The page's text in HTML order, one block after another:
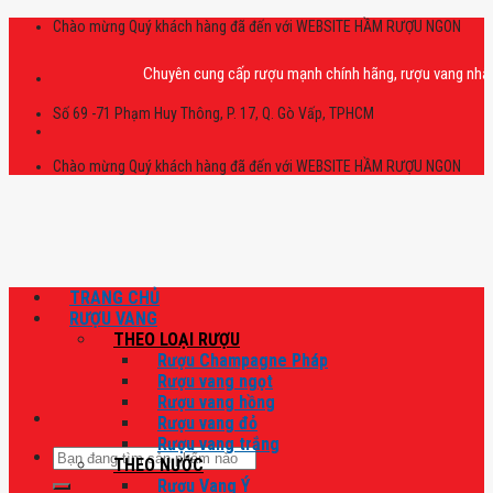
Skip
Chào mừng Quý khách hàng đã đến với WEBSITE HẦM RƯỢU NGON
Chuyên cung cấp rượu mạnh chính hãng, rượu vang nhập
Số 69 -71 Phạm Huy Thông, P. 17, Q. Gò Vấp, TPHCM
Chào mừng Quý khách hàng đã đến với WEBSITE HẦM RƯỢU NGON
Tìm
kiếm:
TRANG CHỦ
RƯỢU VANG
THEO LOẠI RƯỢU
Rượu Champagne Pháp
Rượu vang ngọt
Rượu vang hồng
Rượu vang đỏ
Rượu vang trắng
THEO NƯỚC
Rượu Vang Ý